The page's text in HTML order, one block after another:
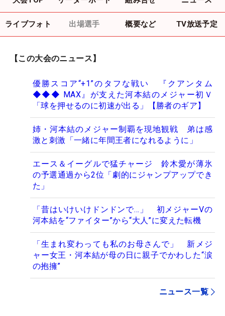
ライブフォト 出場選手 概要など TV放送予定
【この大会のニュース】
優勝スコア“+1”のタフな戦い 『クアンタム
◆◆◆ MAX』が支えた河本結のメジャー初Ｖ
「球を押せるのに初速が出る」【勝者のギア】
姉・河本結のメジャー制覇を現地観戦 弟は感
激と刺激「一緒に年間王者になれるように」
エース＆イーグルで猛チャージ 鈴木愛が薄氷
の予選通過から2位「劇的にジャンプアップでき
た」
「昔はいけいけドンドンで…」 初メジャーVの
河本結を“ファイター”から“大人”に変えた転機
「生まれ変わっても私のお母さんで」 新メジ
ャー女王・河本結が母の日に親子でかわした“涙
の抱擁”
ニュース一覧